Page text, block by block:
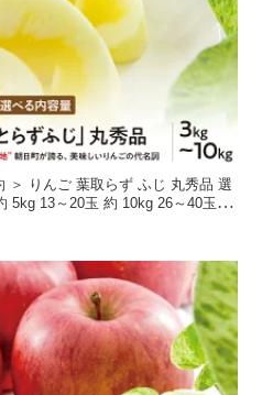
＞ りんご 葉取らず ふじ 丸秀品 選
5kg 13～20玉 約 10kg 26～40玉
発送】 山形県 朝日町産 山形県産
送料無料